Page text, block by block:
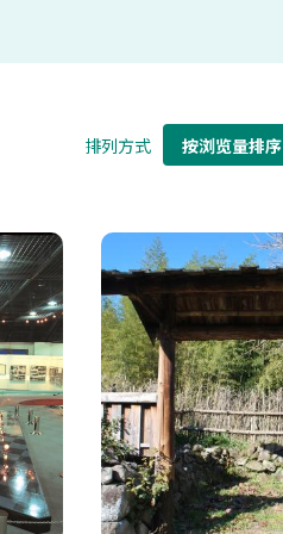
排列方式 按浏览量排序